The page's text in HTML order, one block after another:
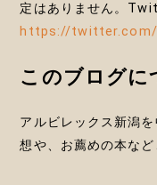
定はありません。
https://twitter.com/
このブログに
アルビレックス新潟
想や、お薦めの本など